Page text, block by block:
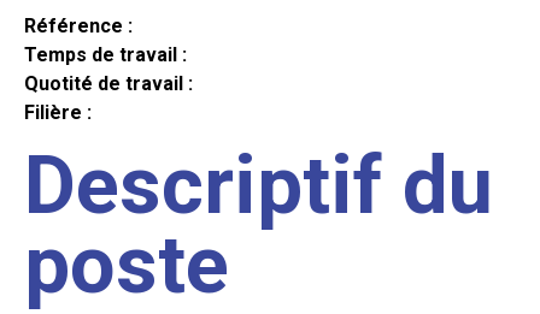
Référence :
Temps de travail :
Quotité de travail :
Filière :
Descriptif du
poste